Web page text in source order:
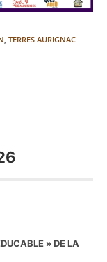
, TERRES AURIGNAC
» DE LA